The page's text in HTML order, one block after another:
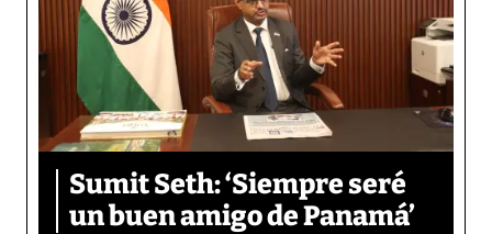
Sumit Seth: ‘Siempre seré
un buen amigo de Panamá’